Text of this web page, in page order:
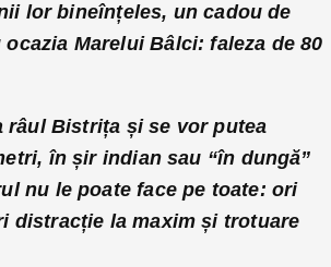
lor bineînțeles, un cadou de
Marelui Bâlci: faleza de 80
Bistrița și se vor putea
în șir indian sau “în dungă”
nu le poate face pe toate: ori
distracție la maxim și trotuare